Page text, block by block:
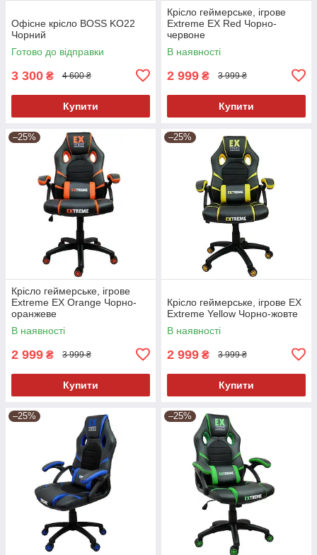
Офісне крісло BOSS KO22
Чорний
Готово до відправки
3 300 ₴ 4 600 ₴
Купити
Крісло геймерське, ігрове
Extreme EX Red Чорно-
червоне
В наявності
2 999 ₴ 3 999 ₴
Купити
–25%
Крісло геймерське, ігрове
Extreme EX Orange Чорно-
оранжеве
В наявності
2 999 ₴ 3 999 ₴
Купити
–25%
Крісло геймерське, ігрове EX
Extreme Yellow Чорно-жовте
В наявності
2 999 ₴ 3 999 ₴
Купити
–25% –25%